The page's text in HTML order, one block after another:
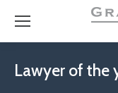
Lawyer of the